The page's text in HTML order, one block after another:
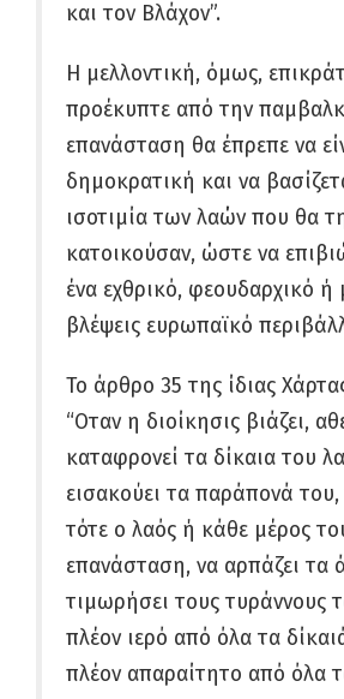
και τον Βλάχον”.
Η μελλοντική, όμως,
προέκυπτε από την
επανάσταση θα έπρεπε να
δημοκρατική και να
ισοτιμία των λαών που θα
κατοικούσαν, ώστε να
ένα εχθρικό, φεουδαρχικό ή
βλέψεις ευρωπαϊκό
Το άρθρο 35 της ίδιας
“Οταν η διοίκησις βιάζει,
καταφρονεί τα δίκαια του
εισακούει τα παράπονά
τότε ο λαός ή κάθε μέρος
επανάσταση, να αρπάζει τα
τιμωρήσει τους τυράννους
πλέον ιερό από όλα τα
πλέον απαραίτητο από όλα